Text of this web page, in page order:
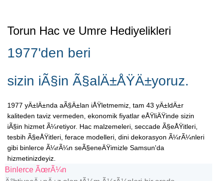
Torun Hac ve Umre Hediyelikleri
1977'den beri
sizin iÃ§in Ã§alÄ±ÅŸÄ±yoruz.
1977 yÄ±lÄ±nda aÃ§Ä±lan iÅŸletmemiz, tam 43 yÄ±ldÄ±r
kaliteden taviz vermeden, ekonomik fiyatlar eÅŸliÄŸinde sizin
iÃ§in hizmet Ã¼retiyor. Hac malzemeleri, seccade Ã§eÅŸitleri,
tesbih Ã§eÅŸitleri, ferace modelleri, dini dekorasyon Ã¼rÃ¼nleri
gibi binlerce Ã¼rÃ¼n seÃ§eneÄŸimizle Samsun'da
hizmetinizdeyiz.
Binlerce ÃœrÃ¼n